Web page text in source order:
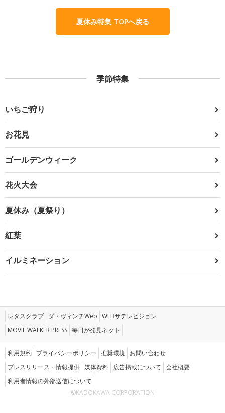
夏休み特集 TOPへ戻る
季節特集
いちご狩り
お花見
ゴールデンウィーク
花火大会
夏休み（夏祭り）
紅葉
イルミネーション
レタスクラブ ダ・ヴィンチWeb WEBザテレビジョン
MOVIE WALKER PRESS 毎日が発見ネット
利用規約 プライバシーポリシー 推奨環境 お問い合わせ
プレスリリース・情報提供 媒体資料 広告掲載について 会社概要
利用者情報の外部送信について
©KADOKAWA CORPORATION